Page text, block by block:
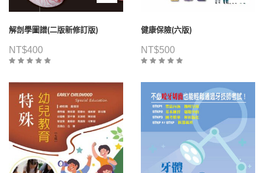
解剖學圖譜(二版新修訂版)
NT$400
健康保險(六版)
NT$500